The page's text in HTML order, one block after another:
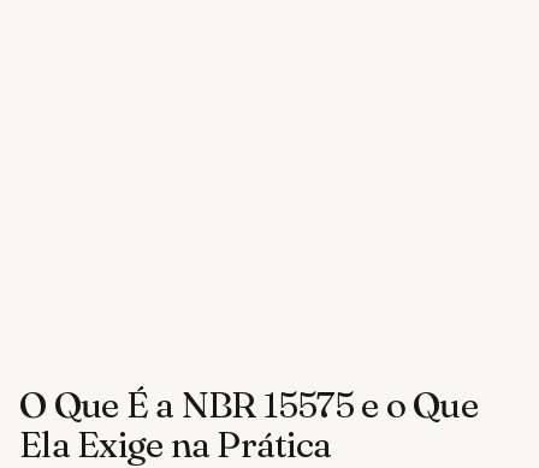
O Que É a NBR 15575 e o Que
Ela Exige na Prática